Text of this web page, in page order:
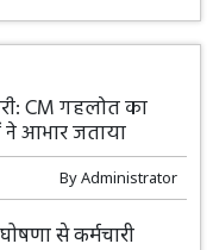
CM गहलोत का
ने आभार जताया
ByAdministrator
से कर्मचारी